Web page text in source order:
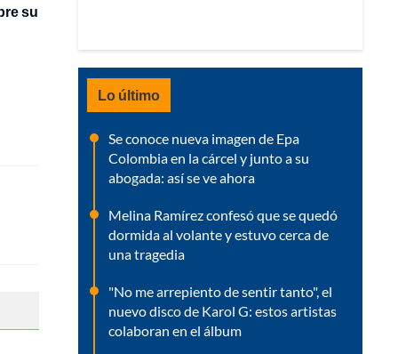
su
Lo último
Se conoce nueva imagen de Epa
Colombia en la cárcel y junto a su
abogada: así se ve ahora
Melina Ramírez confesó que se quedó
dormida al volante y estuvo cerca de
una tragedia
"No me arrepiento de sentir tanto", el
nuevo disco de Karol G: estos artistas
colaboran en el álbum